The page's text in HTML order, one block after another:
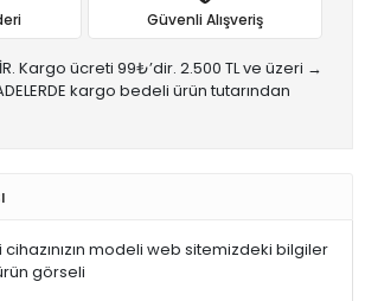
Güvenli Alışveriş
Kargo ücreti 99₺’dir. 2.500 TL ve üzeri →
kargo bedeli ürün tutarından
cihazınızın modeli web sitemizdeki bilgiler
görseli